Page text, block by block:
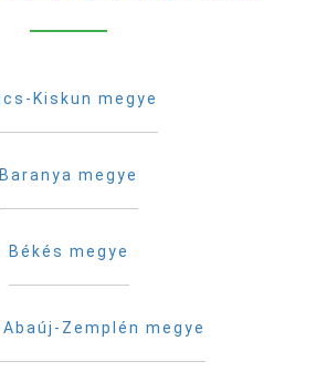
Kiskun megye
Baranya megye
Békés megye
Zemplén megye